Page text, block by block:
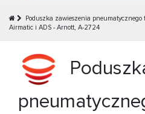
Poduszka zawieszenia pneumatycznego
Airmatic i ADS - Arnott, A-2724